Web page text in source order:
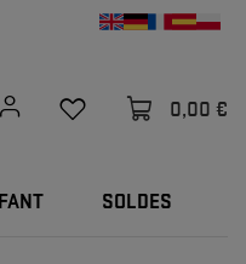
0,00 €
SOLDES